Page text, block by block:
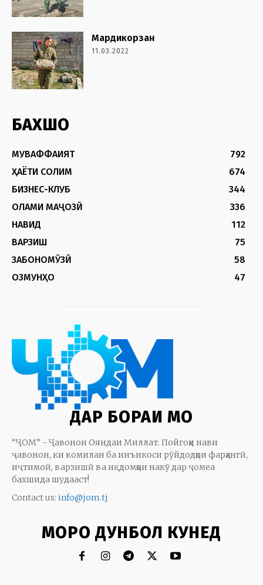
Мардикорзан
11.03.2022
БАХШҲО
МУВАФФАҚИЯТ
792
ҲАЁТИ СОЛИМ
674
БИЗНЕС-КЛУБ
344
ОЛАМИ МАҶОЗӢ
336
НАВИД
112
ВАРЗИШ
75
ЗАБОНОМӮЗӢ
58
ОЗМУНҲО
47
ДАР БОРАИ МО
“ҶОМ” - Ҷавонон Ояндаи Миллат. Пойгоҳи нави
ҷавонон, ки комилан ба инъикоси рӯйдодҳои фарҳангӣ,
иҷтимоӣ, варзишӣ ва иқдомҳои накӯ дар ҷомеа
бахшида шудааст!
Contact us: info@jom.tj
МОРО ДУНБОЛ КУНЕД